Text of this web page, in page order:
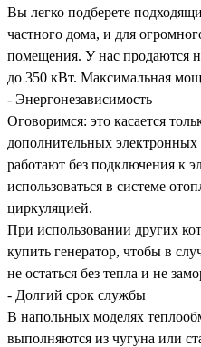
Вы легко подберете
частного дома, и для
помещения. У нас продаются
до 350 кВт. Максимальная
- Энергонезависимость
Оговоримся: это касается
дополнительных
работают без подключения к
использоваться в системе
циркуляцией.
При использовании других
купить генератор, чтобы в
не остаться без тепла и не
- Долгий срок службы
В напольных моделях
выполняются из чугуна или